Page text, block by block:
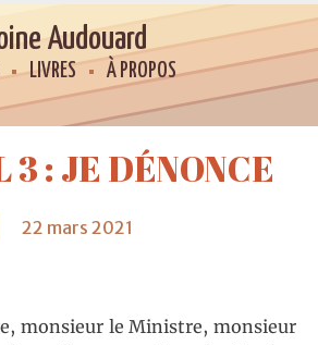
Audouard
LIVRES À PROPOS
: JE DÉNONCE
22 mars 2021
monsieur le Ministre, monsieur